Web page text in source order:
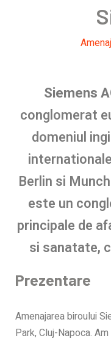
Siemens
conglomerat
domeniul
Berlin si
este un
principale de
si sanatate,
Prezentare
Amenajarea biroului
Park, Cluj-Napoca.